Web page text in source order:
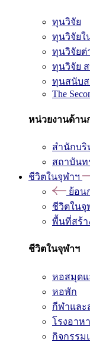
ทุนวิจัย
ทุนวิจัยใ
ทุนวิจัยต่
ทุนวิจัย
ทุนสนับส
The
หน่วยงานด้าน
สำนักบริ
สถาบัน
ชีวิตในจุฬาฯ
ย้อน
ชีวิตในจุ
พื้นที่สร้า
ชีวิตในจุฬาฯ
หอสมุดแ
หอพัก
กีฬาแล
โรงอาห
กิจกรรม